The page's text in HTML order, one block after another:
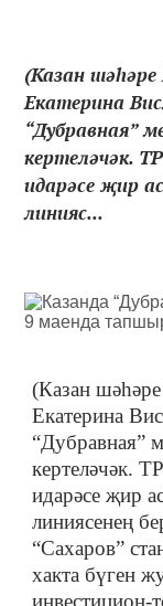
(Казан шәһәре
Екатерина
“Дубравная”
кертеләчәк.
идарәсе җир
линияс...
(Казан
Екатерина
“Дубравная”
кертеләчәк.
идарәсе җир
линиясенең
“Сахаров”
хакта бүген
инвестицион-